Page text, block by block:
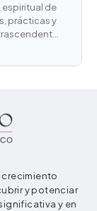
de
crecimiento
y potenciar
y en